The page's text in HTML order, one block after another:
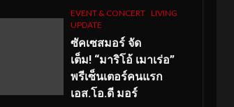
EVENT & CONCERT LIVING
UPDATE
ซัคเซสมอร์ จัด
เต็ม! “มาริโอ้ เมาเร่อ”
พรีเซ็นเตอร์คนแรก
เอส.โอ.ดี มอร์